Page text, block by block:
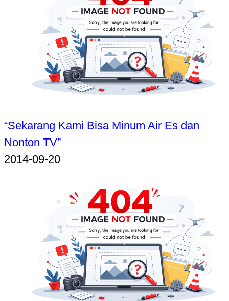
“Sekarang Kami Bisa Minum Air Es dan
Nonton TV”
2014-09-20